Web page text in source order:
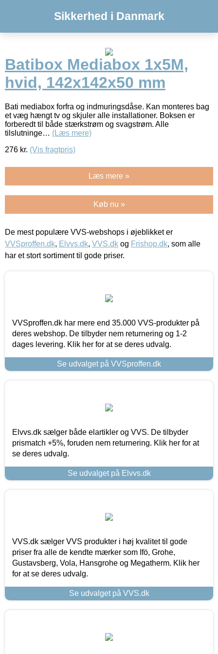
Sikkerhed i Danmark
Batibox Mediabox 1x5M,
hvid, 142x142x50 mm
Bati mediabox forfra og indmuringsdåse. Kan monteres bag
et væg hængt tv og skjuler alle installationer. Boksen er
forberedt til både stærkstrøm og svagstrøm. Alle
tilslutninge… (Læs mere)
276 kr. (Vis fragtpris)
Læs mere »
Køb nu »
De mest populære VVS-webshops i øjeblikket er
VVSproffen.dk, Elvvs.dk, VVS.dk og Frishop.dk, som alle
har et stort sortiment til gode priser.
VVSproffen.dk har mere end 35.000 VVS-produkter på
deres webshop. De tilbyder nem returnering og 1-2
dages levering. Klik her for at se deres udvalg.
Se udvalget på VVSproffen.dk
Elvvs.dk sælger både elartikler og VVS. De tilbyder
prismatch +5%, foruden nem returnering. Klik her for at
se deres udvalg.
Se udvalget på Elvvs.dk
VVS.dk sælger VVS produkter i høj kvalitet til gode
priser fra alle de kendte mærker som Ifö, Grohe,
Gustavsberg, Vola, Hansgrohe og Megatherm. Klik her
for at se deres udvalg.
Se udvalget på VVS.dk